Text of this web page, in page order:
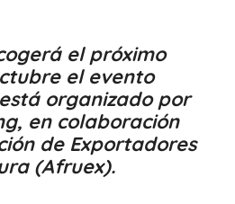
el próximo
el evento
organizado por
en colaboración
de Exportadores
(Afruex).